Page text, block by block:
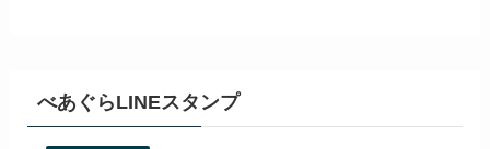
べあぐらLINEスタンプ